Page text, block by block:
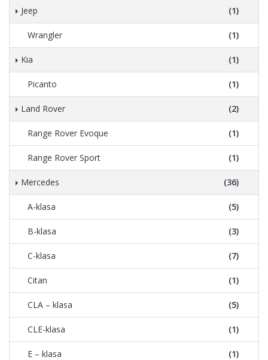
Jeep (1)
Wrangler (1)
Kia (1)
Picanto (1)
Land Rover (2)
Range Rover Evoque (1)
Range Rover Sport (1)
Mercedes (36)
A-klasa (5)
B-klasa (3)
C-klasa (7)
Citan (1)
CLA – klasa (5)
CLE-klasa (1)
E – klasa (1)